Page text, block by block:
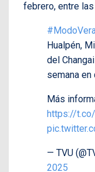
febrero, entre
Hualpén,
del
semana en
Más
https://
— TVU
2025